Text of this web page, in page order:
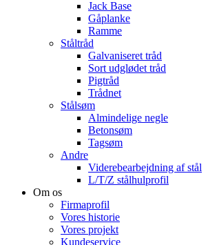
Jack Base
Gåplanke
Ramme
Ståltråd
Galvaniseret tråd
Sort udglødet tråd
Pigtråd
Trådnet
Stålsøm
Almindelige negle
Betonsøm
Tagsøm
Andre
Viderebearbejdning af stål
L/T/Z stålhulprofil
Om os
Firmaprofil
Vores historie
Vores projekt
Kundeservice